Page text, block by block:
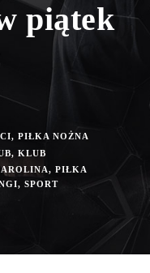
piątek
, PIŁKA NOŻNA
, KLUB
, PIŁKA
, SPORT